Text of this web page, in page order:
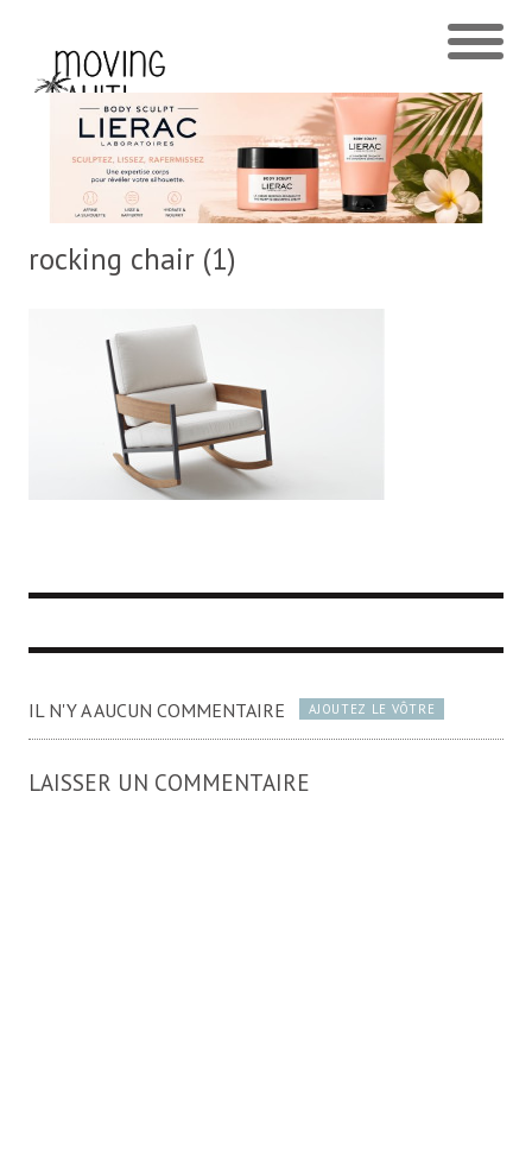
rocking chair (1)
IL N'Y A AUCUN COMMENTAIRE AJOUTEZ LE VÔTRE
LAISSER UN COMMENTAIRE